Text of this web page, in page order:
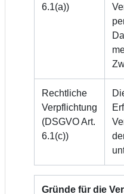
6.1(a))
Rechtliche
Verpflichtung
(DSGVO Art.
6.1(c))
Gründe für die